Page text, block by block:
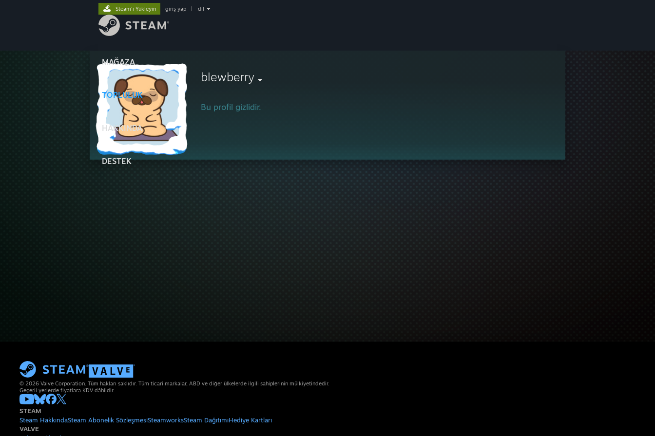
MAĞAZA
TOPLULUK
HAKKINDA
DESTEK
Steam'i Yükleyin giriş yap dil
blewberry
Bu profil gizlidir.
© 2026 Valve Corporation. Tüm hakları saklıdır. Tüm ticari markalar, ABD ve diğer ülkelerde ilgili sahiplerinin mülkiyetindedir.
Geçerli yerlerde fiyatlara KDV dâhildir.
STEAM
Steam HakkındaSteam Abonelik SözleşmesiSteamworksSteam DağıtımıHediye Kartları
VALVE